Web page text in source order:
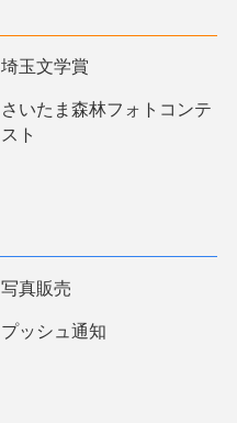
埼玉文学賞
さいたま森林フォトコンテ
スト
写真販売
プッシュ通知